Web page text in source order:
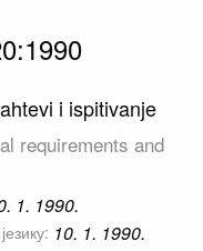
i ispitivanje
requirements and
1. 1990.
10. 1. 1990.